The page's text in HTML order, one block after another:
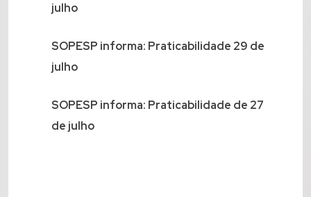
julho
SOPESP informa: Praticabilidade 29 de
julho
SOPESP informa: Praticabilidade de 27
de julho